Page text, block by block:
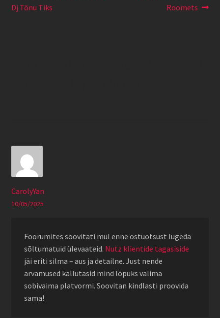
Dj Tõnu Tiks
Roomets
CarolyYan
10/05/2025
Foorumites soovitati mul enne ostuotsust lugeda
sõltumatuid ülevaateid. Nutz klientide tagasiside
jäi eriti silma – aus ja detailne. Just nende
arvamused kallutasid mind lõpuks valima
sobivaima platvormi. Soovitan kindlasti proovida
sama!